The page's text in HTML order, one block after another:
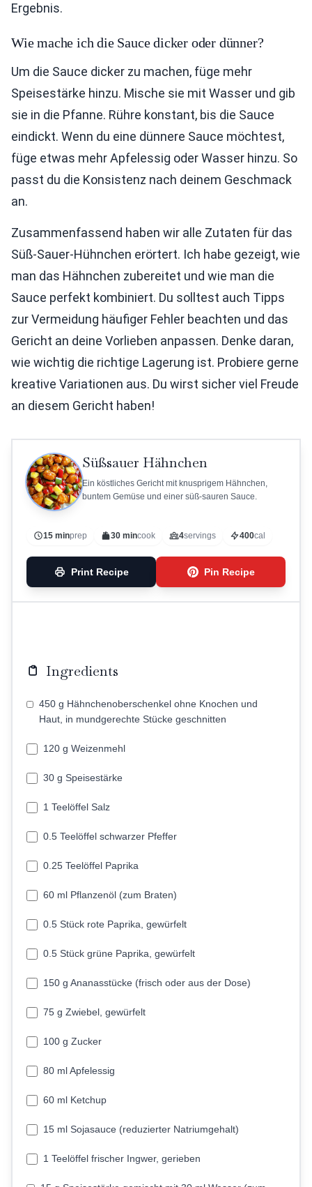
Ergebnis.
Wie mache ich die Sauce dicker oder dünner?
Um die Sauce dicker zu machen, füge mehr
Speisestärke hinzu. Mische sie mit Wasser und gib
sie in die Pfanne. Rühre konstant, bis die Sauce
eindickt. Wenn du eine dünnere Sauce möchtest,
füge etwas mehr Apfelessig oder Wasser hinzu. So
passt du die Konsistenz nach deinem Geschmack
an.
Zusammenfassend haben wir alle Zutaten für das
Süß-Sauer-Hühnchen erörtert. Ich habe gezeigt, wie
man das Hähnchen zubereitet und wie man die
Sauce perfekt kombiniert. Du solltest auch Tipps
zur Vermeidung häufiger Fehler beachten und das
Gericht an deine Vorlieben anpassen. Denke daran,
wie wichtig die richtige Lagerung ist. Probiere gerne
kreative Variationen aus. Du wirst sicher viel Freude
an diesem Gericht haben!
Süßsauer Hähnchen
Ein köstliches Gericht mit knusprigem Hähnchen,
buntem Gemüse und einer süß-sauren Sauce.
15 minprep 30 mincook 4servings 400cal
Print Recipe Pin Recipe
Ingredients
450 g Hähnchenoberschenkel ohne Knochen und
Haut, in mundgerechte Stücke geschnitten
120 g Weizenmehl
30 g Speisestärke
1 Teelöffel Salz
0.5 Teelöffel schwarzer Pfeffer
0.25 Teelöffel Paprika
60 ml Pflanzenöl (zum Braten)
0.5 Stück rote Paprika, gewürfelt
0.5 Stück grüne Paprika, gewürfelt
150 g Ananasstücke (frisch oder aus der Dose)
75 g Zwiebel, gewürfelt
100 g Zucker
80 ml Apfelessig
60 ml Ketchup
15 ml Sojasauce (reduzierter Natriumgehalt)
1 Teelöffel frischer Ingwer, gerieben